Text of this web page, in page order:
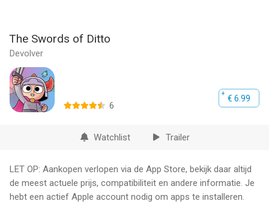
The Swords of Ditto
Devolver
€ 6.99
6
Watchlist Trailer
LET OP: Aankopen verlopen via de App Store, bekijk daar altijd
de meest actuele prijs, compatibiliteit en andere informatie. Je
hebt een actief Apple account nodig om apps te installeren.